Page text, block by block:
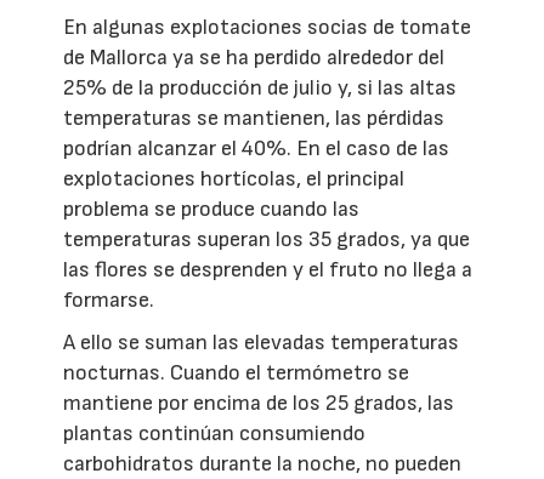
En algunas explotaciones socias de tomate
de Mallorca ya se ha perdido alrededor del
25% de la producción de julio y, si las altas
temperaturas se mantienen, las pérdidas
podrían alcanzar el 40%. En el caso de las
explotaciones hortícolas, el principal
problema se produce cuando las
temperaturas superan los 35 grados, ya que
las flores se desprenden y el fruto no llega a
formarse.
A ello se suman las elevadas temperaturas
nocturnas. Cuando el termómetro se
mantiene por encima de los 25 grados, las
plantas continúan consumiendo
carbohidratos durante la noche, no pueden